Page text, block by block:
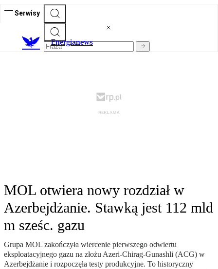
Serwisy
Energianews
MOL otwiera nowy rozdział w
Azerbejdżanie. Stawką jest 112 mld
m sześc. gazu
Grupa MOL zakończyła wiercenie pierwszego odwiertu
eksploatacyjnego gazu na złożu Azeri-Chirag-Gunashli (ACG) w
Azerbejdżanie i rozpoczęła testy produkcyjne. To historyczny